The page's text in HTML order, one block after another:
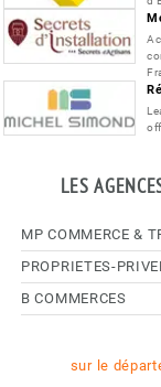
LES
MP COMMERCE &
PROPRIETES-
B COMMERCES
sur le